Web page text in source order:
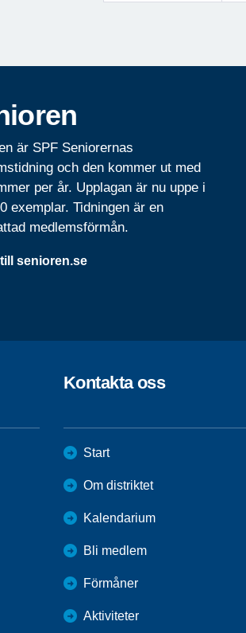
är SPF Seniorernas
och den kommer ut med
per år. Upplagan är nu uppe i
exemplar. Tidningen är en
medlemsförmån.
senioren.se
Kontakta oss
Start
Om distriktet
Kalendarium
Bli medlem
Förmåner
Aktiviteter